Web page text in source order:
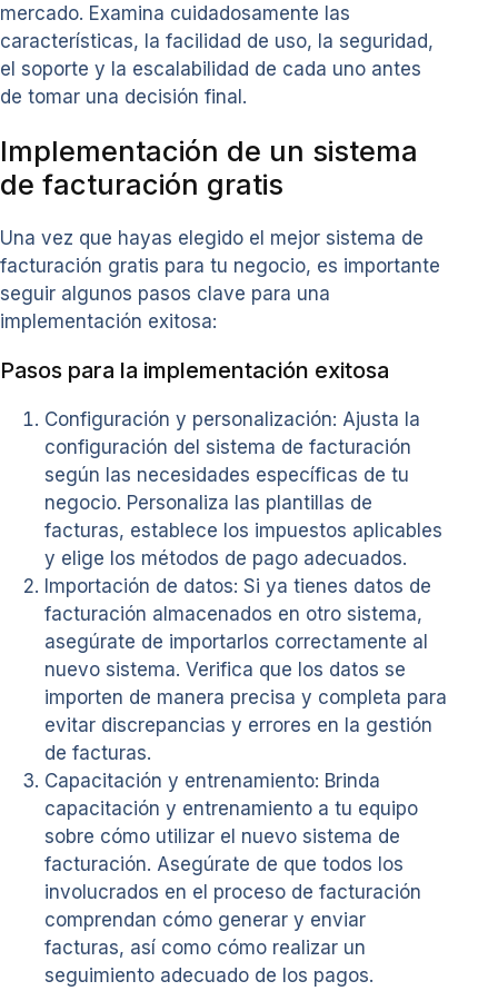
mercado. Examina cuidadosamente las
características, la facilidad de uso, la seguridad,
el soporte y la escalabilidad de cada uno antes
de tomar una decisión final.
Implementación de un sistema
de facturación gratis
Una vez que hayas elegido el mejor sistema de
facturación gratis para tu negocio, es importante
seguir algunos pasos clave para una
implementación exitosa:
Pasos para la implementación exitosa
Configuración y personalización: Ajusta la
configuración del sistema de facturación
según las necesidades específicas de tu
negocio. Personaliza las plantillas de
facturas, establece los impuestos aplicables
y elige los métodos de pago adecuados.
Importación de datos: Si ya tienes datos de
facturación almacenados en otro sistema,
asegúrate de importarlos correctamente al
nuevo sistema. Verifica que los datos se
importen de manera precisa y completa para
evitar discrepancias y errores en la gestión
de facturas.
Capacitación y entrenamiento: Brinda
capacitación y entrenamiento a tu equipo
sobre cómo utilizar el nuevo sistema de
facturación. Asegúrate de que todos los
involucrados en el proceso de facturación
comprendan cómo generar y enviar
facturas, así como cómo realizar un
seguimiento adecuado de los pagos.